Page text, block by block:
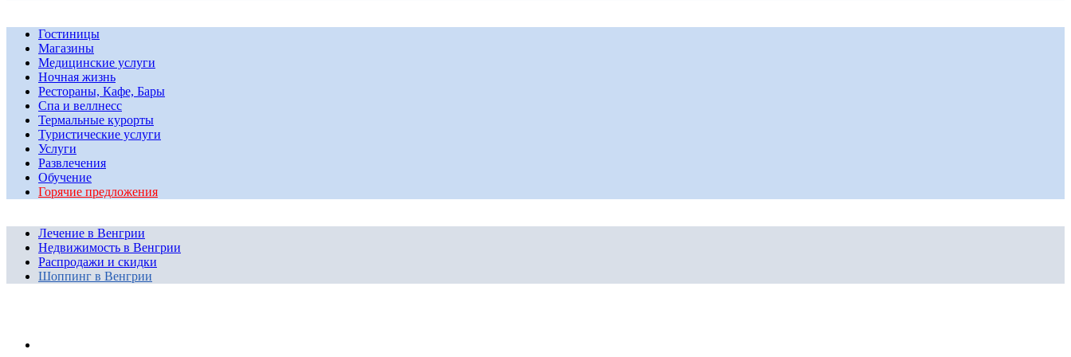
Гостиницы
Магазины
Медицинские услуги
Ночная жизнь
Рестораны, Кафе, Бары
Спа и веллнесс
Термальные курорты
Туристические услуги
Услуги
Развлечения
Обучение
Горячие предложения
Лечение в Венгрии
Недвижимость в Венгрии
Распродажи и скидки
Шоппинг в Венгрии